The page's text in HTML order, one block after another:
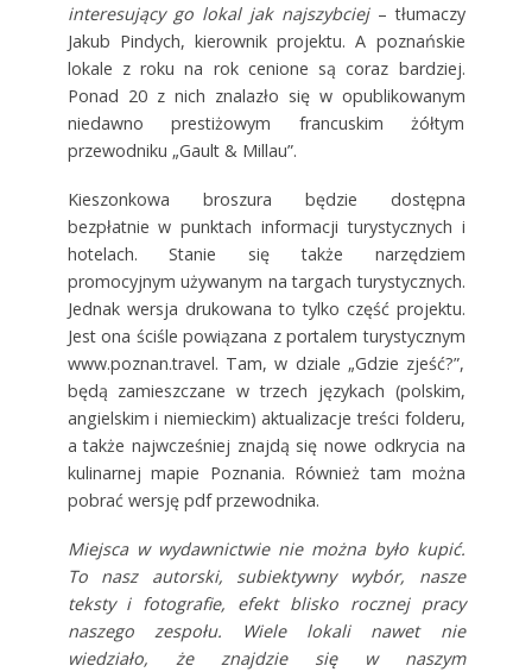
interesujący go lokal jak najszybciej– tłumaczy
Jakub Pindych, kierownik projektu. A poznańskie
lokale z roku na rok cenione są coraz bardziej.
Ponad 20 z nich znalazło się w opublikowanym
niedawno prestiżowym francuskim żółtym
przewodniku „Gault & Millau”.
Kieszonkowa broszura będzie dostępna
bezpłatnie w punktach informacji turystycznych i
hotelach. Stanie się także narzędziem
promocyjnym używanym na targach turystycznych.
Jednak wersja drukowana to tylko część projektu.
Jest ona ściśle powiązana z portalem turystycznym
www.poznan.travel. Tam, w dziale „Gdzie zjeść?”,
będą zamieszczane w trzech językach (polskim,
angielskim i niemieckim) aktualizacje treści folderu,
a także najwcześniej znajdą się nowe odkrycia na
kulinarnej mapie Poznania. Również tam można
pobrać wersję pdf przewodnika.
Miejsca w wydawnictwie nie można było kupić.
To nasz autorski, subiektywny wybór, nasze
teksty i fotografie, efekt blisko rocznej pracy
naszego zespołu. Wiele lokali nawet nie
wiedziało, że znajdzie się w naszym